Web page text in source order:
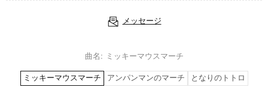
メッセージ
曲名: ミッキーマウスマーチ
ミッキーマウスマーチ アンパンマンのマーチ となりのトトロ